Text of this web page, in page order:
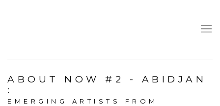
ABOUT NOW #2 - ABIDJAN
:
EMERGING ARTISTS FROM